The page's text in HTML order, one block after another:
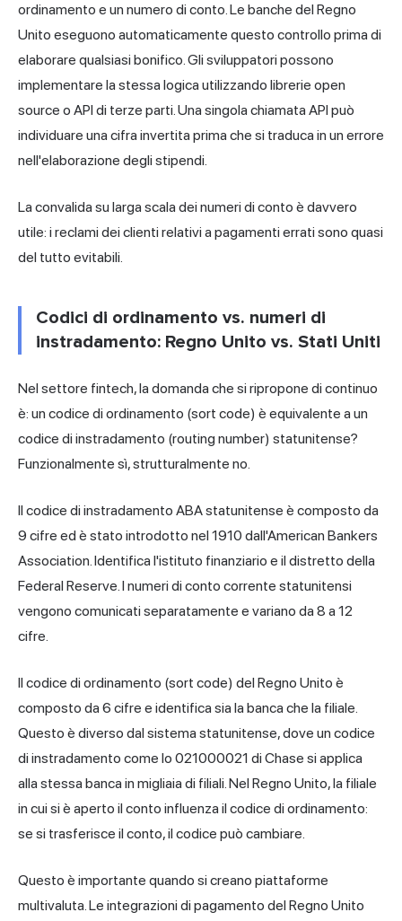
ordinamento e un numero di conto. Le banche del Regno
Unito eseguono automaticamente questo controllo prima di
elaborare qualsiasi bonifico. Gli sviluppatori possono
implementare la stessa logica utilizzando librerie open
source o API di terze parti. Una singola chiamata API può
individuare una cifra invertita prima che si traduca in un errore
nell'elaborazione degli stipendi.
La convalida su larga scala dei numeri di conto è davvero
utile: i reclami dei clienti relativi a pagamenti errati sono quasi
del tutto evitabili.
Codici di ordinamento vs. numeri di
instradamento: Regno Unito vs. Stati Uniti
Nel settore fintech, la domanda che si ripropone di continuo
è: un codice di ordinamento (sort code) è equivalente a un
codice di instradamento (routing number) statunitense?
Funzionalmente sì, strutturalmente no.
Il codice di instradamento ABA statunitense è composto da
9 cifre ed è stato introdotto nel 1910 dall'American Bankers
Association. Identifica l'istituto finanziario e il distretto della
Federal Reserve. I numeri di conto corrente statunitensi
vengono comunicati separatamente e variano da 8 a 12
cifre.
Il codice di ordinamento (sort code) del Regno Unito è
composto da 6 cifre e identifica sia la banca che la filiale.
Questo è diverso dal sistema statunitense, dove un codice
di instradamento come lo 021000021 di Chase si applica
alla stessa banca in migliaia di filiali. Nel Regno Unito, la filiale
in cui si è aperto il conto influenza il codice di ordinamento:
se si trasferisce il conto, il codice può cambiare.
Questo è importante quando si creano piattaforme
multivaluta. Le integrazioni di pagamento del Regno Unito